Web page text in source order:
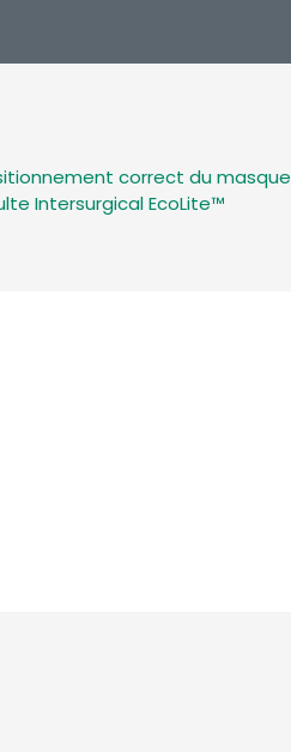
correct du masque
Intersurgical EcoLite™